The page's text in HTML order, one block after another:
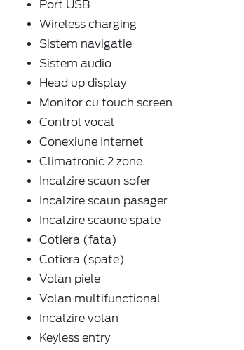
Port USB
Wireless charging
Sistem navigatie
Sistem audio
Head up display
Monitor cu touch screen
Control vocal
Conexiune Internet
Climatronic 2 zone
Incalzire scaun sofer
Incalzire scaun pasager
Incalzire scaune spate
Cotiera (fata)
Cotiera (spate)
Volan piele
Volan multifunctional
Incalzire volan
Keyless entry